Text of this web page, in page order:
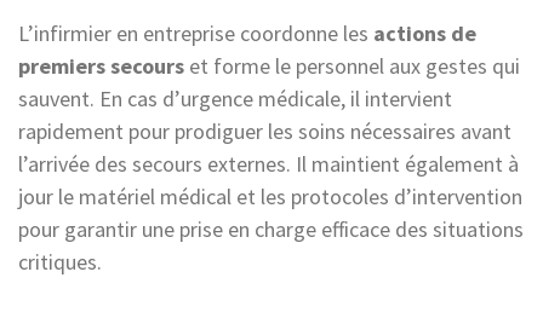
L’infirmier en entreprise coordonne les actions de
premiers secours et forme le personnel aux gestes qui
sauvent. En cas d’urgence médicale, il intervient
rapidement pour prodiguer les soins nécessaires avant
l’arrivée des secours externes. Il maintient également à
jour le matériel médical et les protocoles d’intervention
pour garantir une prise en charge efficace des situations
critiques.